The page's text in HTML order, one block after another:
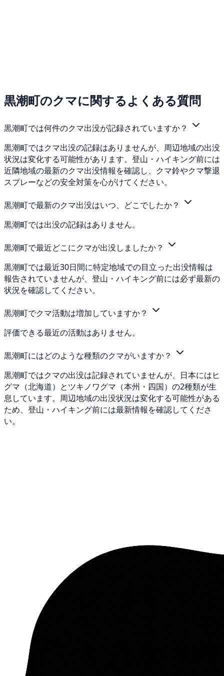
黒潮町のクマに関するよくある質問
黒潮町では何件のクマ出没が記録されていますか？
黒潮町ではクマ出没の記録はありませんが、周辺地域の出没
状況は変化する可能性があります。登山・ハイキング前には
近隣地域の最新のクマ出没情報を確認し、クマ鈴やクマ撃退
スプレーなどの安全対策を心がけてください。
黒潮町で最新のクマ出没はいつ、どこでしたか？
黒潮町では出没の記録はありません。
黒潮町で最近どこにクマが出没しましたか？
黒潮町では最近30日間に特定地域での目立った出没情報は
報告されていませんが、登山・ハイキング前には必ず最新の
状況を確認してください。
黒潮町でクマ活動は増加していますか？
評価できる最近の活動はありません。
黒潮町にはどのような種類のクマがいますか？
黒潮町ではクマの出没は記録されていませんが、日本にはヒ
グマ（北海道）とツキノワグマ（本州・四国）の2種類が生
息しています。周辺地域の出没状況は変化する可能性がある
ため、登山・ハイキング前には最新情報を確認してくださ
い。